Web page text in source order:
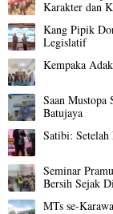
Karakter dan
Kang Pipik
Legislatif
Kempaka
Saan Mustopa
Batujaya
Satibi: Setelah
Seminar
Bersih Sejak
MTs se-